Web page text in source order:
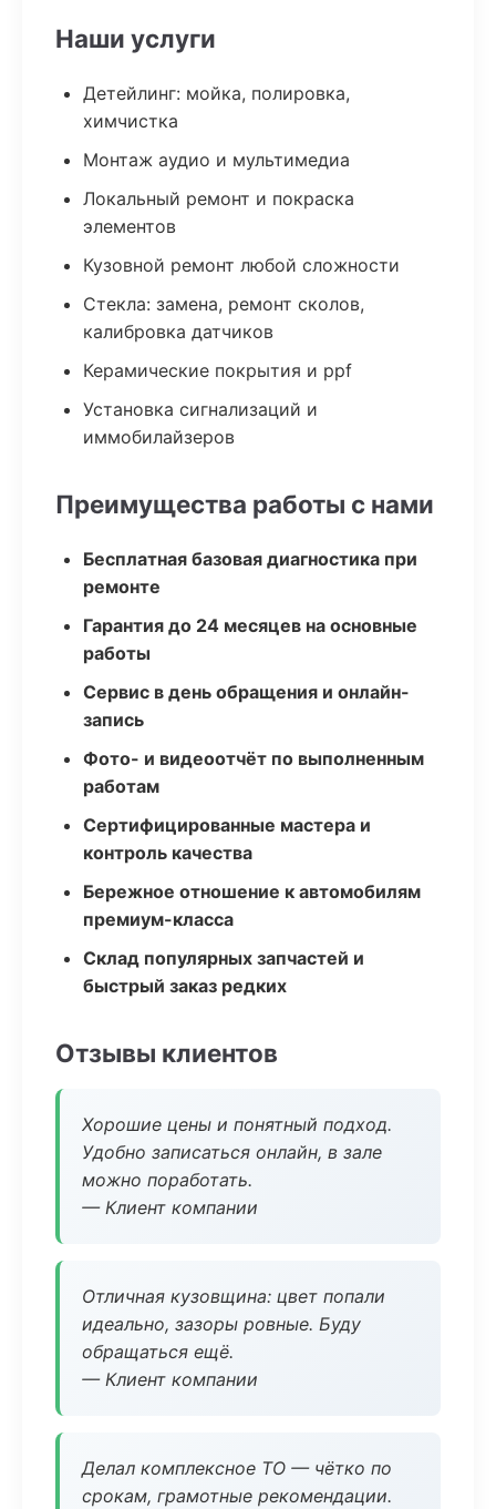
Наши услуги
Детейлинг: мойка, полировка,
химчистка
Монтаж аудио и мультимедиа
Локальный ремонт и покраска
элементов
Кузовной ремонт любой сложности
Стекла: замена, ремонт сколов,
калибровка датчиков
Керамические покрытия и ppf
Установка сигнализаций и
иммобилайзеров
Преимущества работы с нами
Бесплатная базовая диагностика при
ремонте
Гарантия до 24 месяцев на основные
работы
Сервис в день обращения и онлайн-
запись
Фото- и видеоотчёт по выполненным
работам
Сертифицированные мастера и
контроль качества
Бережное отношение к автомобилям
премиум-класса
Склад популярных запчастей и
быстрый заказ редких
Отзывы клиентов
Хорошие цены и понятный подход.
Удобно записаться онлайн, в зале
можно поработать.
— Клиент компании
Отличная кузовщина: цвет попали
идеально, зазоры ровные. Буду
обращаться ещё.
— Клиент компании
Делал комплексное ТО — чётко по
срокам, грамотные рекомендации.